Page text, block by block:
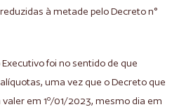
à metade pelo Decreto n°
foi no sentido de que
uma vez que o Decreto que
em 1º/01/2023, mesmo dia em